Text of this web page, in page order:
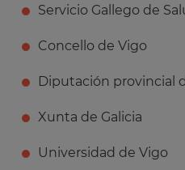
Servicio Gallego de
Concello de Vigo
Diputación provincial
Xunta de Galicia
Universidad de Vigo